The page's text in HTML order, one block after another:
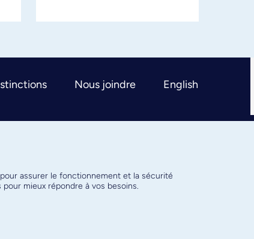
Nous joindre English
assurer le fonctionnement et la sécurité
mieux répondre à vos besoins.